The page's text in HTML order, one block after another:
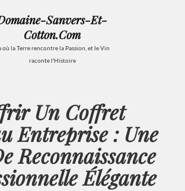
Sanvers-Et-
Cotton.com
où la Terre rencontre la Passion, et le Vin
raconte l'Histoire
Un Coffret
Entreprise : Une
Reconnaissance
Élégante